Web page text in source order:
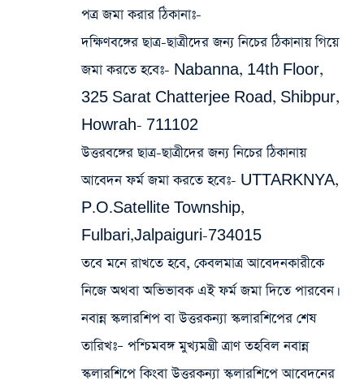
পত্র জমা করার ঠিকানাঃ-
দক্ষিণবঙ্গেরছাত্র-ছাত্রীদের জন্য নিচের ঠিকানায় গিয়ে
জমা করতে হবেঃ- Nabanna, 14th Floor,
325 Sarat Chatterjee Road, Shibpur,
Howrah- 711102
উত্তরবঙ্গেরছাত্র-ছাত্রীদের জন্য নিচের ঠিকানায়
আবেদন ফর্ম জমা করতে হবেঃ- UTTARKNYA,
P.O.Satellite Township,
Fulbari,Jalpaiguri-734015
তবে মনে রাখতে হবে, কেবলমাত্র আবেদনকারীকে
নিজে অথবা অভিভাবক এই ফর্ম জমা দিতে পারবেন।
নবান্ন স্কলারশিপ বা উত্তরকন্যা স্কলারশিপের শেষ
তারিখঃ– পশ্চিমবঙ্গ মুখ্যমন্ত্রী ত্রাণ তহবিল নবান্ন
স্কলারশিপে কিংবা উত্তরকন্যা স্কলারশিপে আবেদনের